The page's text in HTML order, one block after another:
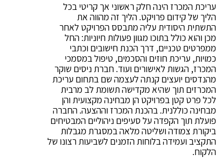
עריכת המכרז הינה חלק ראשוני אך קריטי בכל
הליך של קידום פרויקט. הליך זה מהווה את
התשתית היסודית עליה מתבסס הפרויקט לאחר
מכן והוא כולל בתוכו מגוון פעולות חיוניות: החל
ממפרטים טכניים, דרך הכנת חישובים וכתבי
כמויות, עריכת חוזים והסכמים, טיפול במסמכי
המכרז, הגשות לאישורים ועוד. חברת ניסים שוקר
מהנדסים יועצים קנתה לעצמה שם בתחום עריכת
המכרזים תוך שהיא מקדישה תשומת לב מרבית
לכל פרט קטן בפרויקט הן מבחינה מקצועית והן
מבחינה כוללנית. בהכנת המכרז וההצעה. החברה
פועלת תוך הקפדה על סעיפים ניהוליים המבטיחים
ביקורת צמודה ושליטה מלאה במסגרת מגבלות
התקציב ועמידה בלוחות הזמנים לשביעות רצונו של
הלקוח.